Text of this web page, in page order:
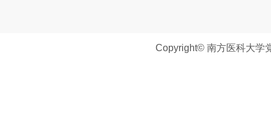
Copyright© 南方医科大学